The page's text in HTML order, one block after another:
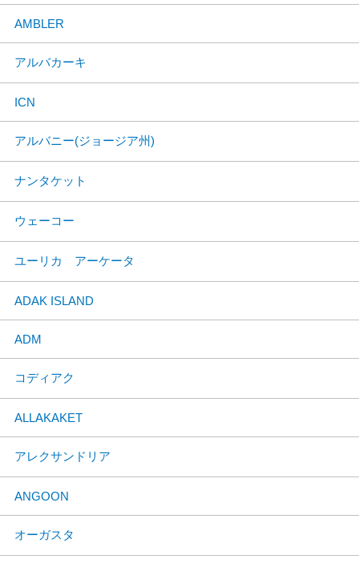
AMBLER
アルバカーキ
ICN
アルバニー(ジョージア州)
ナンタケット
ウェーコー
ユーリカ アーケータ
ADAK ISLAND
ADM
コディアク
ALLAKAKET
アレクサンドリア
ANGOON
オーガスタ